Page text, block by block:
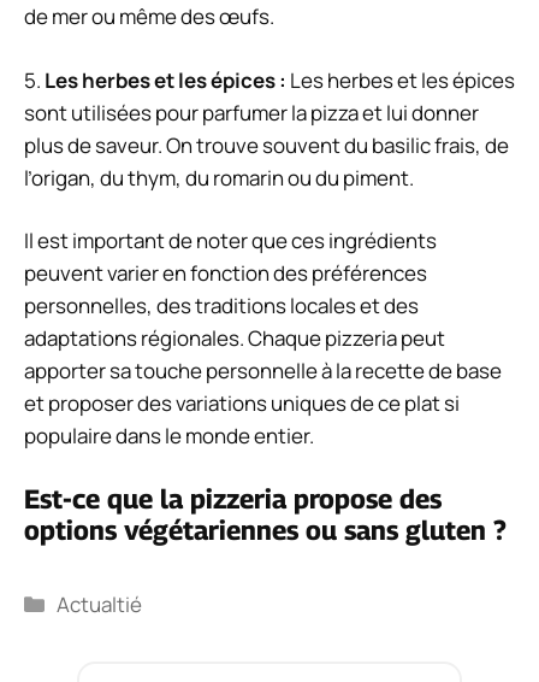
de mer ou même des œufs.
5. Les herbes et les épices : Les herbes et les épices
sont utilisées pour parfumer la pizza et lui donner
plus de saveur. On trouve souvent du basilic frais, de
l’origan, du thym, du romarin ou du piment.
Il est important de noter que ces ingrédients
peuvent varier en fonction des préférences
personnelles, des traditions locales et des
adaptations régionales. Chaque pizzeria peut
apporter sa touche personnelle à la recette de base
et proposer des variations uniques de ce plat si
populaire dans le monde entier.
Est-ce que la pizzeria propose des
options végétariennes ou sans gluten ?
Catégories
Actualtié